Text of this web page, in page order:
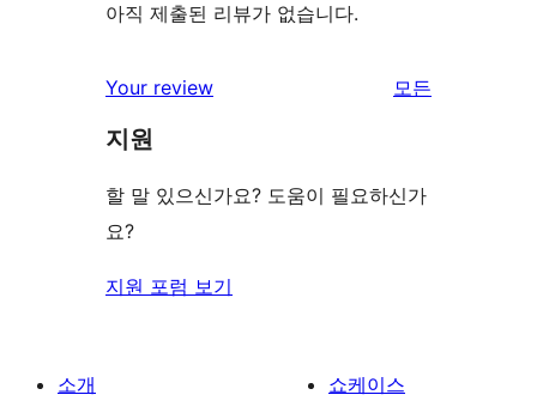
아직 제출된 리뷰가 없습니다.
Your review 모든
지원
할 말 있으신가요? 도움이 필요하신가
요?
지원 포럼 보기
소개
쇼케이스